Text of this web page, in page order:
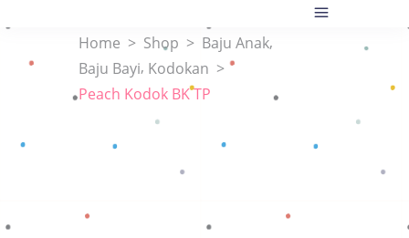
Home > Shop > Baju Anak,
Baju Bayi, Kodokan >
Peach Kodok BK TP